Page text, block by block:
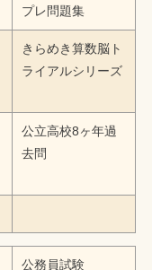
プレ問題集
きらめき算数脳ト
ライアルシリーズ
公立高校8ヶ年過
去問
公務員試験